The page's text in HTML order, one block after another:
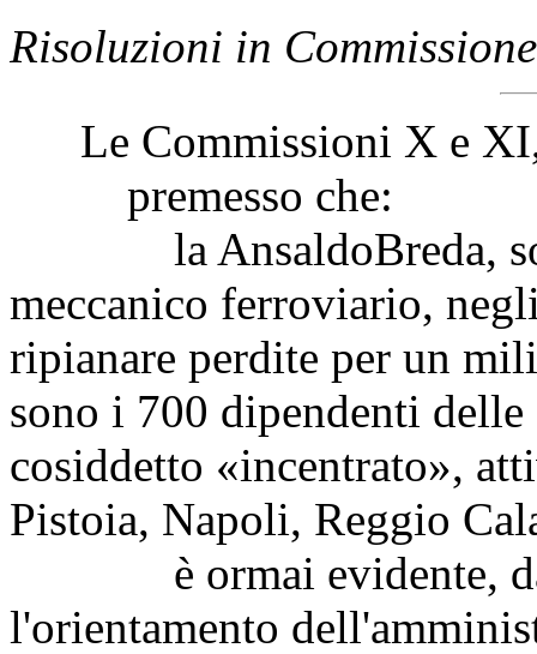
Risoluzioni in
Le Commissioni X e
premesso che:
la AnsaldoBreda,
meccanico ferroviario,
ripianare perdite per un
sono i 700 dipendenti
cosiddetto «incentrato»,
Pistoia, Napoli, Reggio
è ormai evidente, da
l'orientamento